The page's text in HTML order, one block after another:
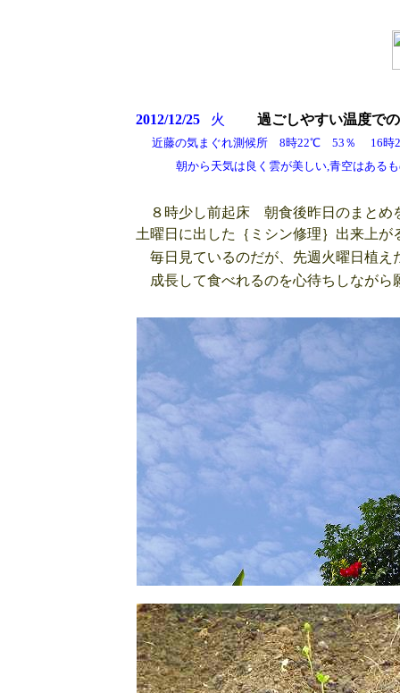
2012/12/25 火 過ごしやすい温度で
近藤の気まぐれ測候所 8時22℃ 53％
朝から天気は良く雲が美しい,青空はあるも
８時少し前起床 朝食後昨日のまとめ
土曜日に出した｛ミシン修理｝出来上
毎日見ているのだが、先週火曜日植え
成長して食べれるのを心待ちしなが